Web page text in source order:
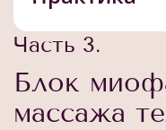
Часть 3.
Блок
массажа